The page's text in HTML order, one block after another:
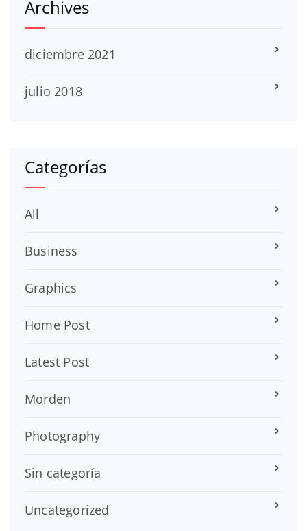
Archives
diciembre 2021
julio 2018
Categorías
All
Business
Graphics
Home Post
Latest Post
Morden
Photography
Sin categoría
Uncategorized